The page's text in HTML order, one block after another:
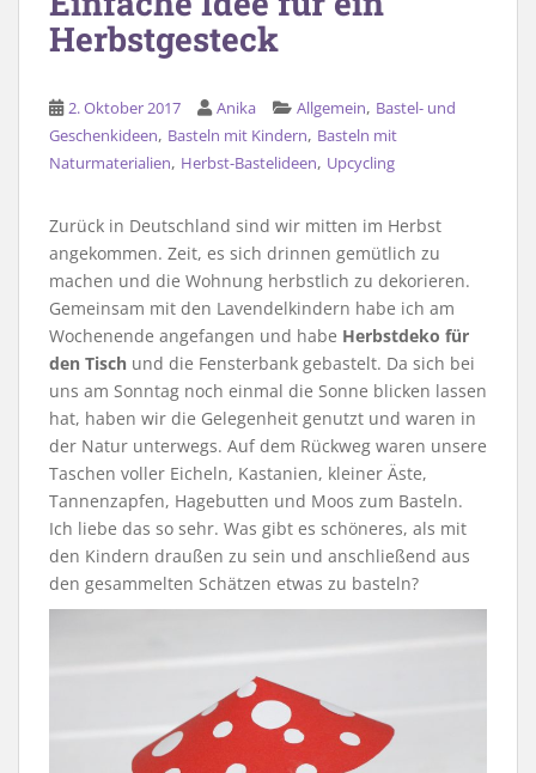
Herbstgesteck
2. Oktober 2017 Anika Allgemein, Bastel- und
Geschenkideen, Basteln mit Kindern, Basteln mit
Naturmaterialien, Herbst-Bastelideen, Upcycling
Zurück in Deutschland sind wir mitten im Herbst
angekommen. Zeit, es sich drinnen gemütlich zu
machen und die Wohnung herbstlich zu dekorieren.
Gemeinsam mit den Lavendelkindern habe ich am
Wochenende angefangen und habe Herbstdeko für
den Tisch und die Fensterbank gebastelt. Da sich bei
uns am Sonntag noch einmal die Sonne blicken lassen
hat, haben wir die Gelegenheit genutzt und waren in
der Natur unterwegs. Auf dem Rückweg waren unsere
Taschen voller Eicheln, Kastanien, kleiner Äste,
Tannenzapfen, Hagebutten und Moos zum Basteln.
Ich liebe das so sehr. Was gibt es schöneres, als mit
den Kindern draußen zu sein und anschließend aus
den gesammelten Schätzen etwas zu basteln?